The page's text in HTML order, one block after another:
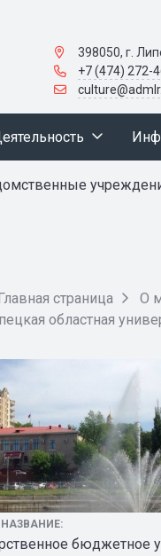
398050, г.
+7 (474) 272-
страница О
областная
бюджетное